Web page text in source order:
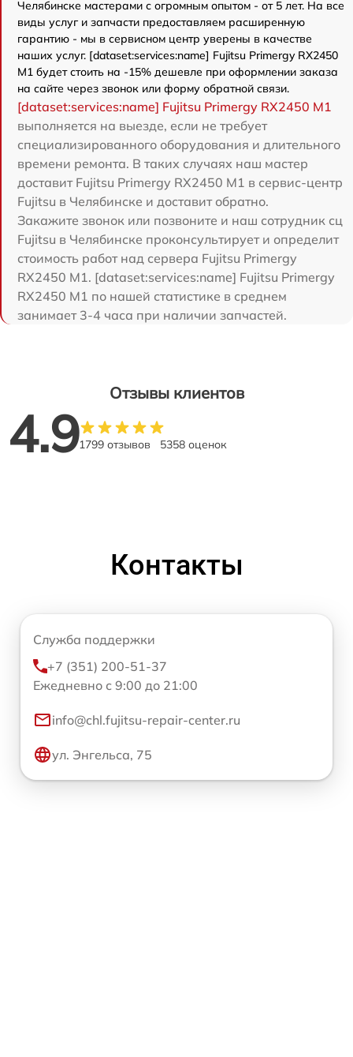
Челябинске мастерами с огромным опытом - от 5 лет. На все
виды услуг и запчасти предоставляем расширенную
гарантию - мы в сервисном центр уверены в качестве
наших услуг. [dataset:services:name] Fujitsu Primergy RX2450
M1 будет стоить на -15% дешевле при оформлении заказа
на сайте через звонок или форму обратной связи.
[dataset:services:name] Fujitsu Primergy RX2450 M1
выполняется на выезде, если не требует
специализированного оборудования и длительного
времени ремонта. В таких случаях наш мастер
доставит Fujitsu Primergy RX2450 M1 в сервис-центр
Fujitsu в Челябинске и доставит обратно.
Закажите звонок или позвоните и наш сотрудник сц
Fujitsu в Челябинске проконсультирует и определит
стоимость работ над сервера Fujitsu Primergy
RX2450 M1. [dataset:services:name] Fujitsu Primergy
RX2450 M1 по нашей статистике в среднем
занимает 3-4 часа при наличии запчастей.
Отзывы клиентов
4.91799 отзывов 5358 оценок
Контакты
Служба поддержки
+7 (351) 200-51-37
Ежедневно с 9:00 до 21:00
info@chl.fujitsu-repair-center.ru
ул. Энгельса, 75